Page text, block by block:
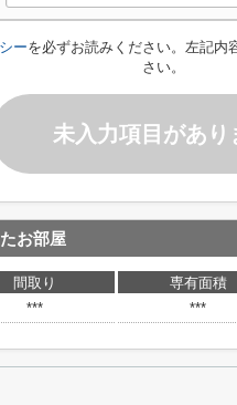
ーを必ずお読みください。左記内
さい。
未入力項目があり
お部屋
間取り 専有面積
*** ***